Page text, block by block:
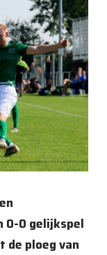
0-0 gelijkspel
de ploeg van